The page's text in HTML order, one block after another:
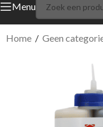
Menu
Home / Geen